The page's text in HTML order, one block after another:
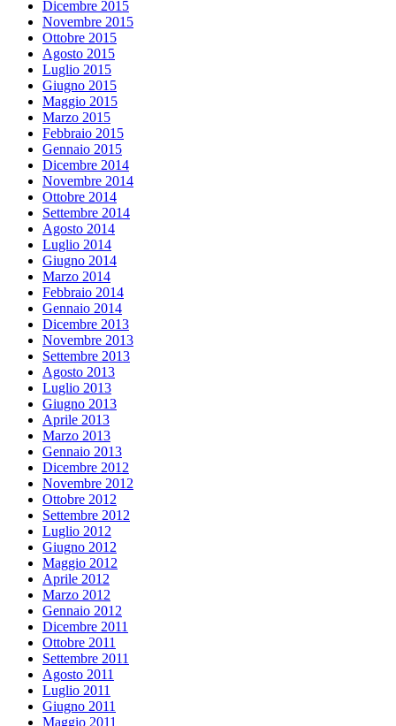
Dicembre 2015
Novembre 2015
Ottobre 2015
Agosto 2015
Luglio 2015
Giugno 2015
Maggio 2015
Marzo 2015
Febbraio 2015
Gennaio 2015
Dicembre 2014
Novembre 2014
Ottobre 2014
Settembre 2014
Agosto 2014
Luglio 2014
Giugno 2014
Marzo 2014
Febbraio 2014
Gennaio 2014
Dicembre 2013
Novembre 2013
Settembre 2013
Agosto 2013
Luglio 2013
Giugno 2013
Aprile 2013
Marzo 2013
Gennaio 2013
Dicembre 2012
Novembre 2012
Ottobre 2012
Settembre 2012
Luglio 2012
Giugno 2012
Maggio 2012
Aprile 2012
Marzo 2012
Gennaio 2012
Dicembre 2011
Ottobre 2011
Settembre 2011
Agosto 2011
Luglio 2011
Giugno 2011
Maggio 2011